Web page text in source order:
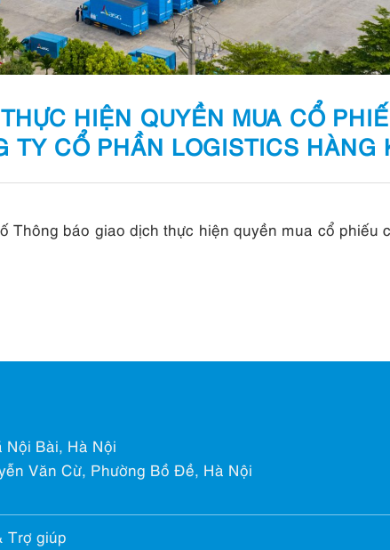
HIỆN QUYỀN MUA CỔ
TY CỔ PHẦN LOGISTICS HÀNG
Thông báo giao dịch thực hiện quyền mua cổ phiếu
Nội Bài, Hà Nội
Văn Cừ, Phường Bồ Đề, Hà Nội
Trợ giúp